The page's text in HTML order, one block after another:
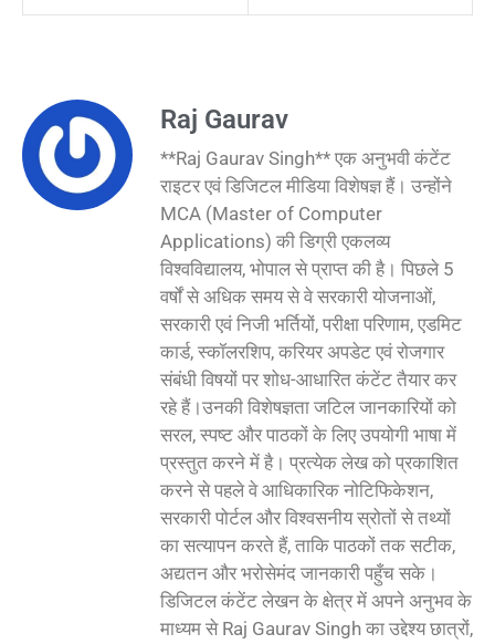
Raj Gaurav
**Raj Gaurav Singh** एक अनुभवी कंटेंट
राइटर एवं डिजिटल मीडिया विशेषज्ञ हैं। उन्होंने
MCA (Master of Computer
Applications) की डिग्री एकलव्य
विश्वविद्यालय, भोपाल से प्राप्त की है। पिछले 5
वर्षों से अधिक समय से वे सरकारी योजनाओं,
सरकारी एवं निजी भर्तियों, परीक्षा परिणाम, एडमिट
कार्ड, स्कॉलरशिप, करियर अपडेट एवं रोजगार
संबंधी विषयों पर शोध-आधारित कंटेंट तैयार कर
रहे हैं।उनकी विशेषज्ञता जटिल जानकारियों को
सरल, स्पष्ट और पाठकों के लिए उपयोगी भाषा में
प्रस्तुत करने में है। प्रत्येक लेख को प्रकाशित
करने से पहले वे आधिकारिक नोटिफिकेशन,
सरकारी पोर्टल और विश्वसनीय स्रोतों से तथ्यों
का सत्यापन करते हैं, ताकि पाठकों तक सटीक,
अद्यतन और भरोसेमंद जानकारी पहुँच सके।
डिजिटल कंटेंट लेखन के क्षेत्र में अपने अनुभव के
माध्यम से Raj Gaurav Singh का उद्देश्य छात्रों,